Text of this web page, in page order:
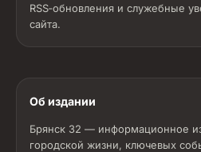
RSS‑обновления и служебные
сайта.
Об издании
Брянск 32 — информационное
городской жизни, ключевых